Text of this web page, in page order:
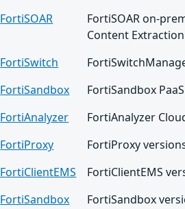
FortiSOAR
FortiSOAR on-
Content
FortiSwitch
FortiSandbox
FortiSandbox
FortiAnalyzer
FortiAnalyzer
FortiProxy
FortiProxy
FortiClientEMS
FortiClientEMS
FortiSandbox
FortiSandbox